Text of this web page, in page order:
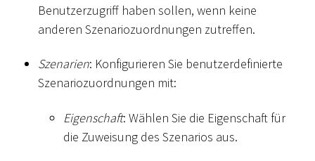
Benutzerzugriff haben sollen, wenn keine
anderen Szenariozuordnungen zutreffen.
Szenarien: Konfigurieren Sie benutzerdefinierte
Szenariozuordnungen mit:
Eigenschaft: Wählen Sie die Eigenschaft für
die Zuweisung des Szenarios aus.